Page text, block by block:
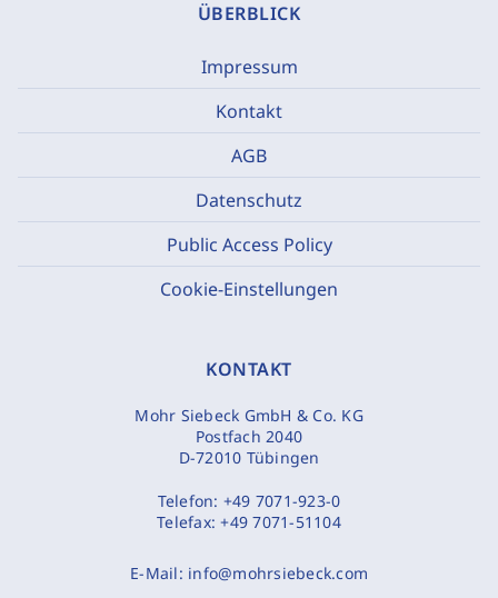
ÜBERBLICK
Impressum
Kontakt
AGB
Datenschutz
Public Access Policy
Cookie-Einstellungen
KONTAKT
Mohr Siebeck GmbH & Co. KG
Postfach 2040
D-72010 Tübingen
Telefon: +49 7071-923-0
Telefax:+49 7071-51104
E-Mail: info@mohrsiebeck.com